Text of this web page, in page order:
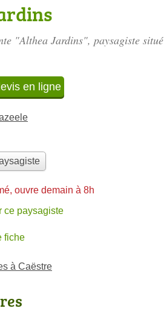
"Althea Jardins", paysagiste situé
en ligne
ouvre demain à 8h
ce paysagiste
fiche
à Caëstre